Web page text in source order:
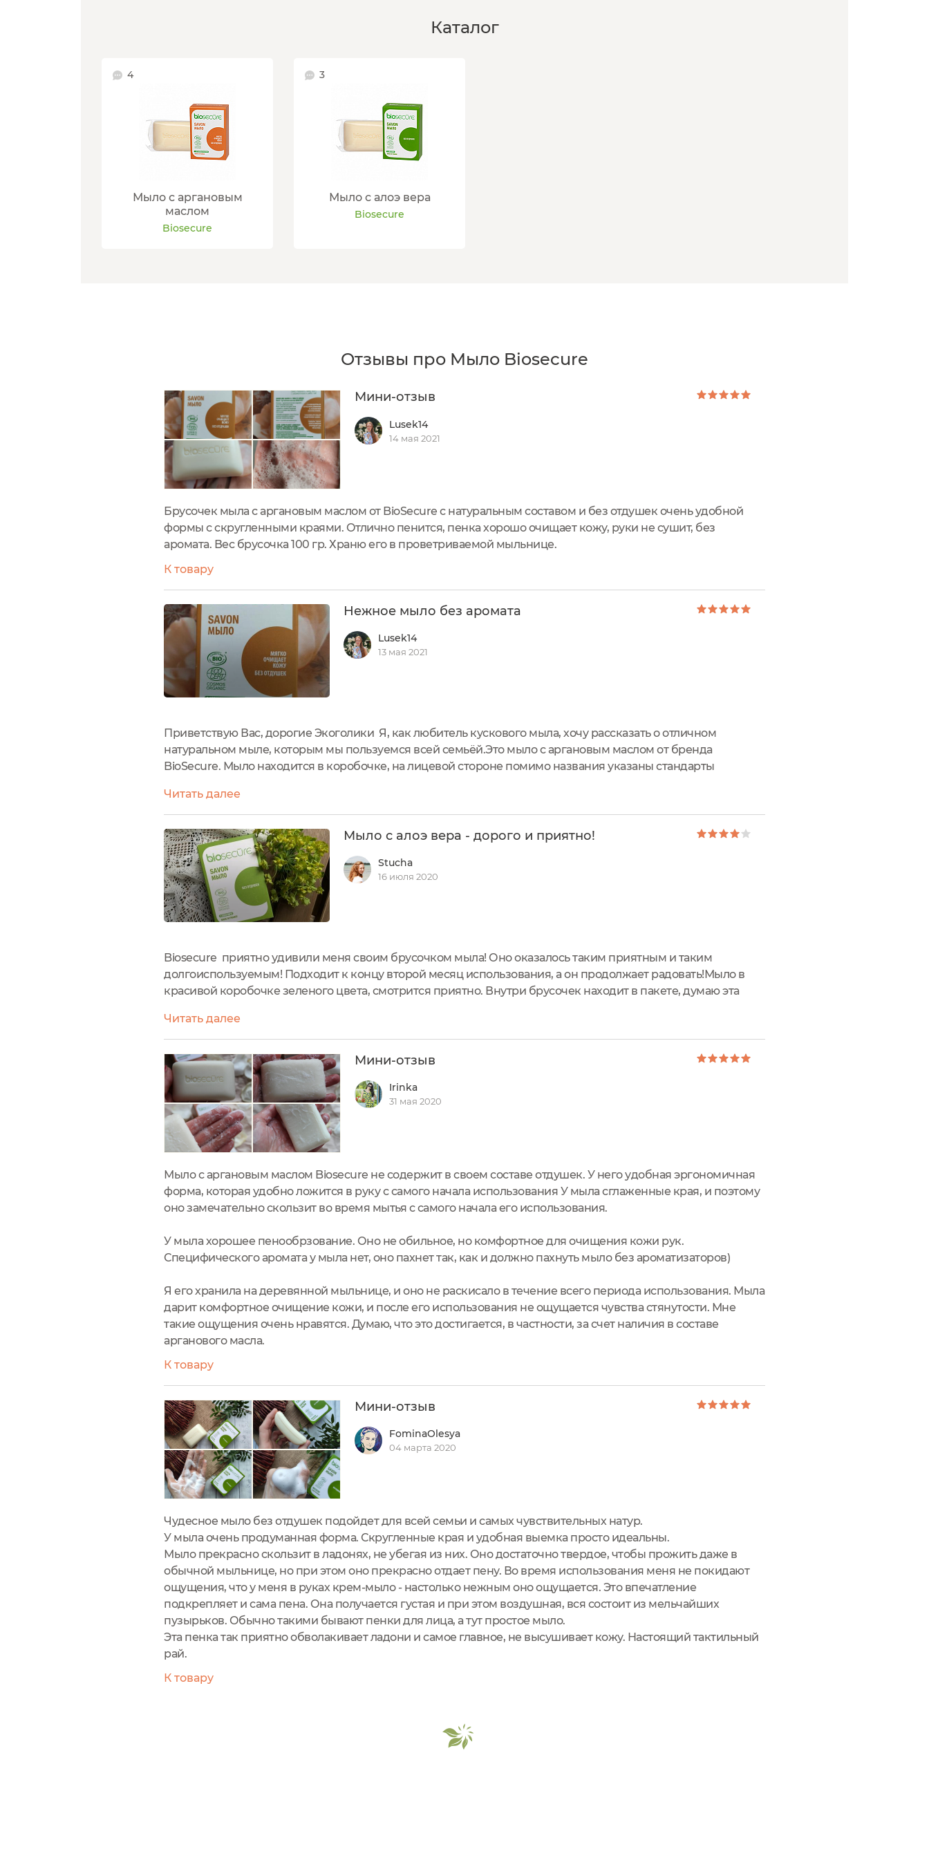
Каталог
4
Мыло с аргановым
маслом
Biosecure
3
Мыло с алоэ вера
Biosecure
Отзывы про Мыло Biosecure
Мини-отзыв
Lusek14
14 мая 2021
Брусочек мыла с аргановым маслом от BioSecure с натуральным составом и без отдушек очень удобной
формы с скругленными краями. Отлично пенится, пенка хорошо очищает кожу, руки не сушит, без
аромата. Вес брусочка 100 гр. Храню его в проветриваемой мыльнице.
К товару
Нежное мыло без аромата
Lusek14
13 мая 2021
Приветствую Вас, дорогие Экоголики Я, как любитель кускового мыла, хочу рассказать о отличном
натуральном мыле, которым мы пользуемся всей семьёй.Это мыло с аргановым маслом от бренда
BioSecure. Мыло находится в коробочке, на лицевой стороне помимо названия указаны стандарты
на сервисе проверки Экоголика...
Читать далее
Мыло с алоэ вера - дорого и приятно!
Stucha
16 июля 2020
Biosecure приятно удивили меня своим брусочком мыла! Оно оказалось таким приятным и таким
долгоиспользуемым! Подходит к концу второй месяц использования, а он продолжает радовать!Мыло в
красивой коробочке зеленого цвета, смотрится приятно. Внутри брусочек находит в пакете, думаю эта
использовать. Форма мыла...
Читать далее
Мини-отзыв
Irinka
31 мая 2020
Мыло с аргановым маслом Biosecure не содержит в своем составе отдушек. У него удобная эргономичная
форма, которая удобно ложится в руку с самого начала использования У мыла сглаженные края, и поэтому
оно замечательно скользит во время мытья с самого начала его использования.
У мыла хорошее пенообрзование. Оно не обильное, но комфортное для очищения кожи рук.
Специфического аромата у мыла нет, оно пахнет так, как и должно пахнуть мыло без ароматизаторов)
Я его хранила на деревянной мыльнице, и оно не раскисало в течение всего периода использования. Мыла
дарит комфортное очищение кожи, и после его использования не ощущается чувства стянутости. Мне
такие ощущения очень нравятся. Думаю, что это достигается, в частности, за счет наличия в составе
арганового масла.
К товару
Мини-отзыв
FominaOlesya
04 марта 2020
Чудесное мыло без отдушек подойдет для всей семьи и самых чувствительных натур.
У мыла очень продуманная форма. Скругленные края и удобная выемка просто идеальны.
Мыло прекрасно скользит в ладонях, не убегая из них. Оно достаточно твердое, чтобы прожить даже в
обычной мыльнице, но при этом оно прекрасно отдает пену. Во время использования меня не покидают
ощущения, что у меня в руках крем-мыло - настолько нежным оно ощущается. Это впечатление
подкрепляет и сама пена. Она получается густая и при этом воздушная, вся состоит из мельчайших
пузырьков. Обычно такими бывают пенки для лица, а тут простое мыло.
Эта пенка так приятно обволакивает ладони и самое главное, не высушивает кожу. Настоящий тактильный
рай.
К товару